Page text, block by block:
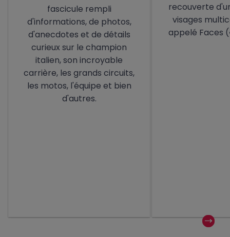
fascicule rempli
d'informations, de photos,
d'anecdotes et de détails
curieux sur le champion
italien, son incroyable
carrière, les grands circuits,
les motos, l'équipe et bien
d'autres.
recouverte
visages
appelé Faces